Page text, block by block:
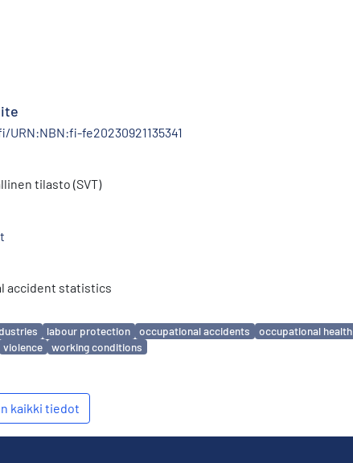
fe20230921135341
tilasto (SVT)
accident statistics
labour protection occupational accidents
occupational health
violence working conditions
kaikki tiedot